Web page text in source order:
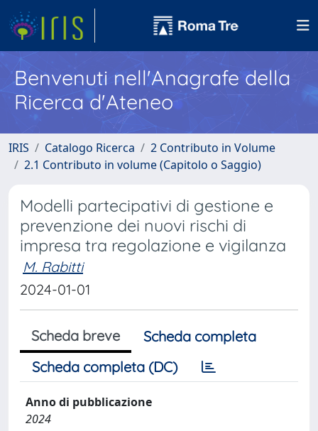
Benvenuti nell'Anagrafe della
Ricerca d'Ateneo
IRIS Catalogo Ricerca
2 Contributo in Volume
2.1 Contributo in volume (Capitolo o Saggio)
Modelli partecipativi di gestione e
prevenzione dei nuovi rischi di
impresa tra regolazione e vigilanza
M. Rabitti
2024-01-01
Scheda breve
Scheda completa
Scheda completa (DC)
Anno di pubblicazione
2024